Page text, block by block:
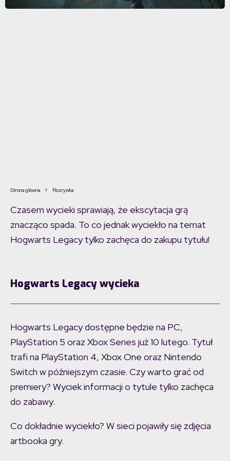
Strona główna Rozrywka
Czasem wycieki sprawiają, że ekscytacja grą
znacząco spada. To co jednak wyciekło na temat
Hogwarts Legacy tylko zachęca do zakupu tytułu!
Hogwarts Legacy wycieka
Hogwarts Legacy dostępne będzie na PC,
PlayStation 5 oraz Xbox Series już 10 lutego. Tytuł
trafi na PlayStation 4, Xbox One oraz Nintendo
Switch w późniejszym czasie. Czy warto grać od
premiery? Wyciek informacji o tytule tylko zachęca
do zabawy.
Co dokładnie wyciekło? W sieci pojawiły się zdjęcia
artbooka gry.